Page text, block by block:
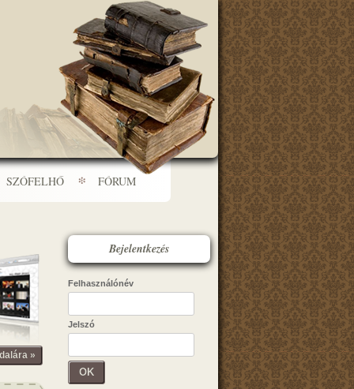
SZÓFELHŐ FÓRUM
»
Bejelentkezés
Felhasználónév
Jelszó
OK